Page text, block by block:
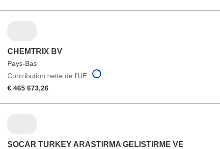
CHEMTRIX BV
Pays-Bas
Contribution nette de l'UE
€ 465 673,26
SOCAR TURKEY ARASTIRMA GELISTIRME VE